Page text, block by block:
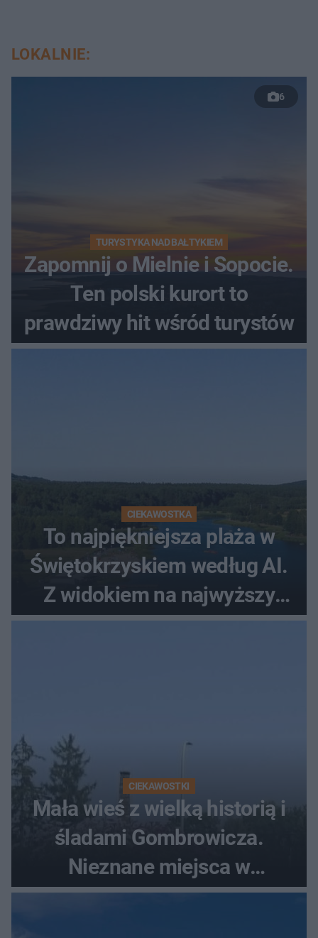
LOKALNIE:
6
TURYSTYKA NAD BAŁTYKIEM
Zapomnij o Mielnie i Sopocie.
Ten polski kurort to
prawdziwy hit wśród turystów
CIEKAWOSTKA
To najpiękniejsza plaża w
Świętokrzyskiem według AI.
Z widokiem na najwyższy
szczyt Gór Świętokrzyskich
CIEKAWOSTKI
Mała wieś z wielką historią i
śladami Gombrowicza.
Nieznane miejsca w
Świętokrzyskiem